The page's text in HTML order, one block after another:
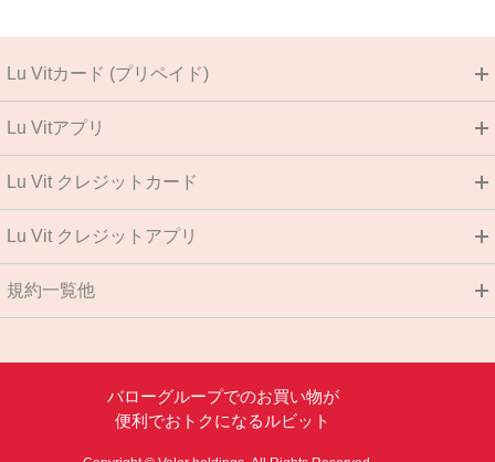
Lu Vitカード (プリペイド)
Lu Vitアプリ
Lu Vit クレジットカード
Lu Vit クレジットアプリ
規約一覧他
バローグループでのお買い物が
便利でおトクになるルビット